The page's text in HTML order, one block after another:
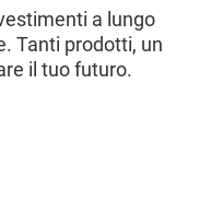
a lungo
Tanti prodotti, un
il tuo futuro.